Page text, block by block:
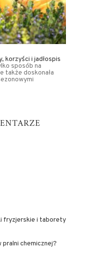
korzyści i jadłospis
sposób na
także doskonała
fryzjerskie i taborety
chemicznej?